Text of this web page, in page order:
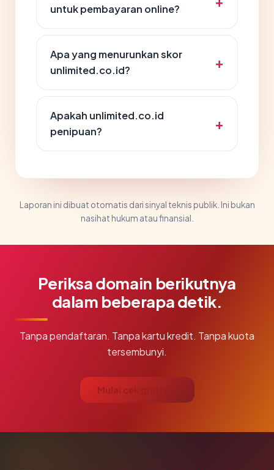
untuk pembayaran online?
Apa yang menurunkan skor
unlimited.co.id?
Apakah unlimited.co.id
penipuan?
Laporan ini dibuat otomatis dari sinyal teknis publik. Ini bukan
nasihat hukum atau finansial.
Periksa domain berikutnya
dalam beberapa detik.
Tanpa pendaftaran. Tanpa kartu kredit. Tanpa kuota
tersembunyi.
Mulai cek gratis →